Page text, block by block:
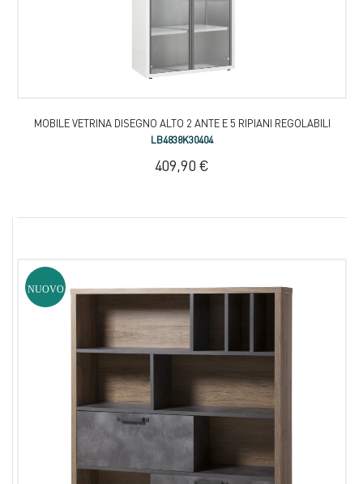
MOBILE VETRINA DISEGNO ALTO 2 ANTE E 5 RIPIANI REGOLABILI
LB4838K30404
409,90 €
NUOVO